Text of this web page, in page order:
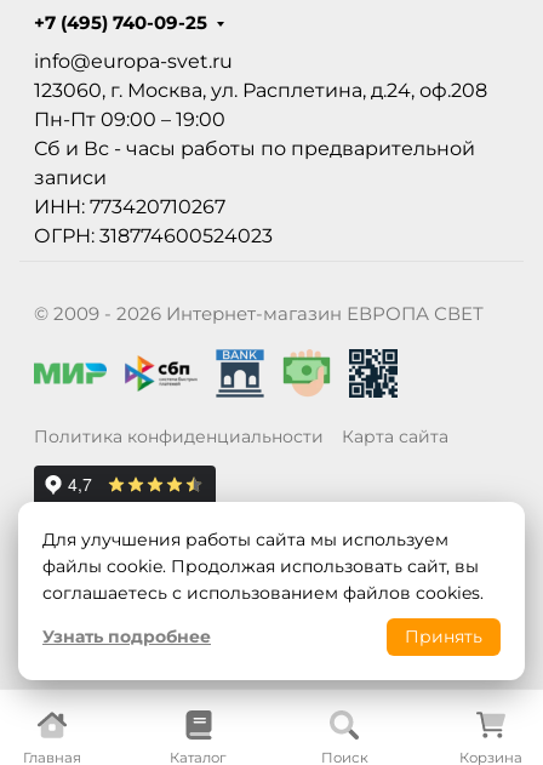
Главная Каталог Поиск Корзина
+7 (495) 740-09-25
info@europa-svet.ru
123060, г. Москва, ул. Расплетина, д.24, оф.208
Пн-Пт 09:00 – 19:00
Сб и Вс - часы работы по предварительной
записи
ИНН: 773420710267
ОГРН: 318774600524023
© 2009 - 2026 Интернет-магазин ЕВРОПА СВЕТ
Политика конфиденциальности Карта сайта
Для улучшения работы сайта мы используем
файлы cookie. Продолжая использовать сайт, вы
соглашаетесь с использованием файлов cookies.
Узнать подробнее
Принять